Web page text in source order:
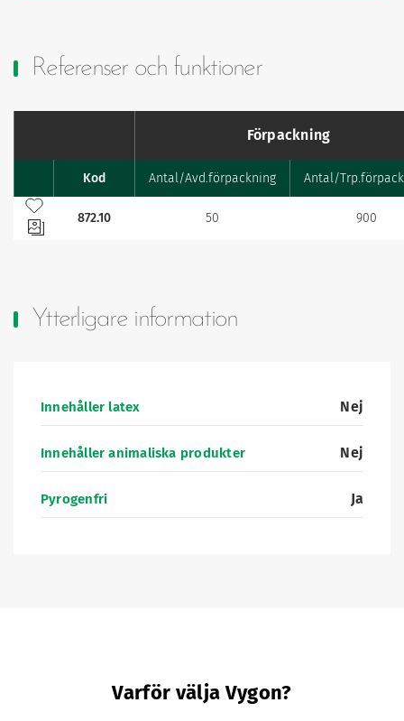
Referenser och funktioner
Förpackning
FavouritesKod Antal/Avd.förpackning
Antal/
Lägg till bland mina favoriter
872.10
50 900
Ytterligare information
Innehåller latex Nej
Innehåller animaliska produkter Nej
Pyrogenfri Ja
Varför välja Vygon?